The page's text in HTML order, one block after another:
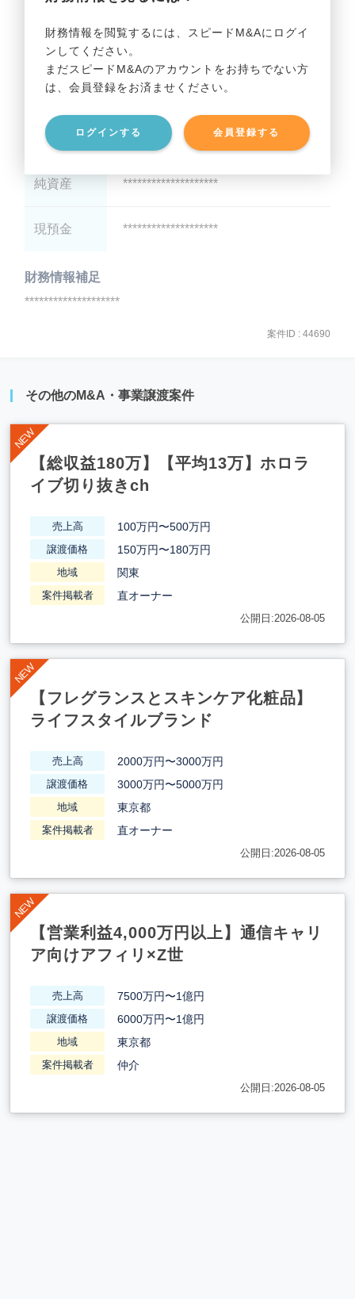
財務情報を閲覧するには、スピードM&Aにログイ
ンしてください。
まだスピードM&Aのアカウントをお持ちでない方
は、会員登録をお済ませください。
ログインする 会員登録する
貸借対照表（B/S）
総資産 ********************
有利子負債 ********************
純資産 ********************
現預金 ********************
財務情報補足
********************
案件ID : 44690
その他のM&A・事業譲渡案件
【総収益180万】【平均13万】ホロラ
イブ切り抜きch
売上高 100万円〜500万円
譲渡価格 150万円〜180万円
地域 関東
案件掲載者 直オーナー
公開日:2026-08-05
【フレグランスとスキンケア化粧品】
ライフスタイルブランド
売上高 2000万円〜3000万円
譲渡価格 3000万円〜5000万円
地域 東京都
案件掲載者 直オーナー
公開日:2026-08-05
【営業利益4,000万円以上】通信キャリ
ア向けアフィリ×Z世
売上高 7500万円〜1億円
譲渡価格 6000万円〜1億円
地域 東京都
案件掲載者 仲介
公開日:2026-08-05